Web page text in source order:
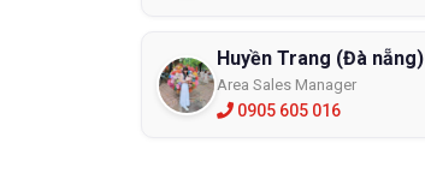
Huyền Trang (Đà nẵng)
Area Sales Manager
0905 605 016